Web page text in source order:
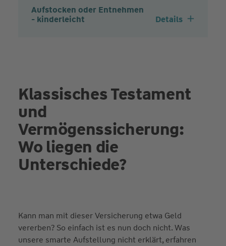
Aufstocken oder Entnehmen
- kinderleicht
Details
Klassisches Testament
und
Vermögenssicherung:
Wo liegen die
Unterschiede?
Kann man mit dieser Versicherung etwa Geld
vererben? So einfach ist es nun doch nicht. Was
unsere smarte Aufstellung nicht erklärt, erfahren